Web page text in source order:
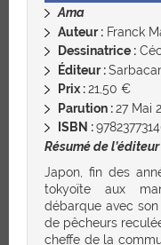
Ama
Auteur : Franck
Dessinatrice :
Éditeur :
Prix :21,50 €
Parution :27 Mai
ISBN :
Résumé de l’éditeur
Japon, fin des
tokyoïte aux
débarque avec
de pêcheurs
cheffe de la